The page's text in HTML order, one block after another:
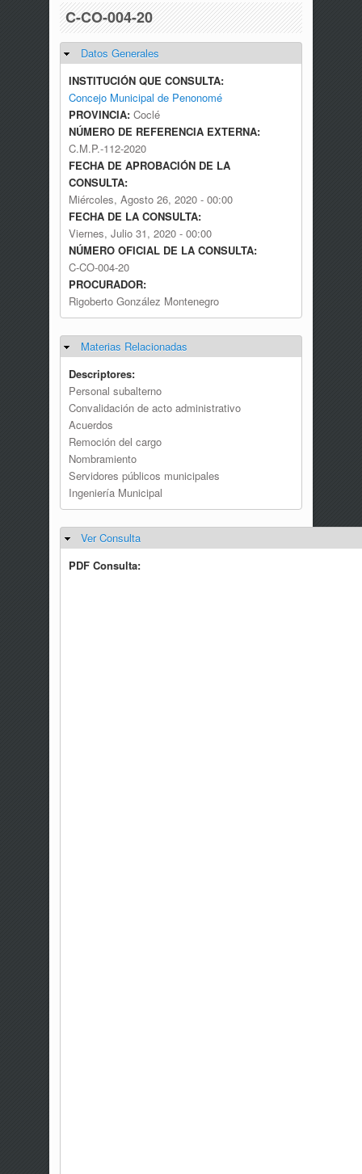
C-CO-004-20
Ocultar
Datos Generales
INSTITUCIÓN QUE CONSULTA:
Concejo Municipal de Penonomé
PROVINCIA: Coclé
NÚMERO DE REFERENCIA EXTERNA:
C.M.P.-112-2020
FECHA DE APROBACIÓN DE LA
CONSULTA:
Miércoles, Agosto 26, 2020 - 00:00
FECHA DE LA CONSULTA:
Viernes, Julio 31, 2020 - 00:00
NÚMERO OFICIAL DE LA CONSULTA:
C-CO-004-20
PROCURADOR:
Rigoberto González Montenegro
Ocultar
Materias Relacionadas
Descriptores:
Personal subalterno
Convalidación de acto administrativo
Acuerdos
Remoción del cargo
Nombramiento
Servidores públicos municipales
Ingeniería Municipal
Ocultar
Ver Consulta
PDF Consulta: